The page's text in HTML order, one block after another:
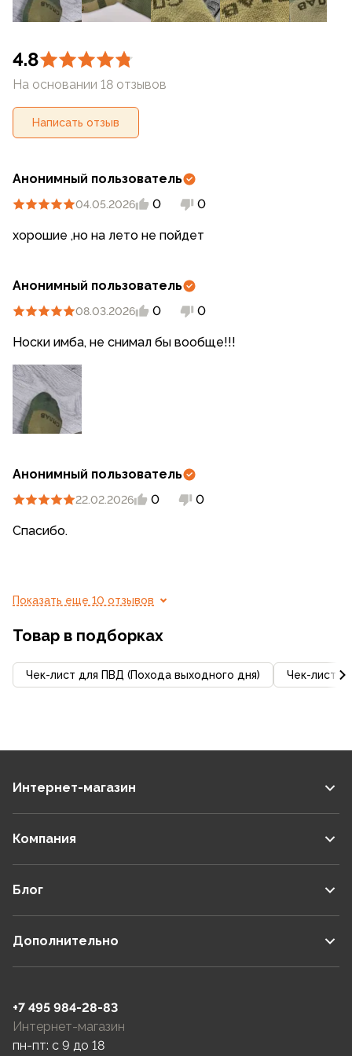
4.8
На основании 18 отзывов
Написать отзыв
Анонимный пользователь
04.05.2026 0 0
хорошие ,но на лето не пойдет
Анонимный пользователь
08.03.2026 0 0
Носки имба, не снимал бы вообще!!!
Анонимный пользователь
22.02.2026 0 0
Спасибо.
Показать еще 10 отзывов
Товар в подборках
Чек-лист для ПВД (Похода выходного дня) Чек-лист
Интернет-магазин
Компания
Блог
Дополнительно
+7 495 984-28-83
Интернет-магазин
пн-пт: c 9 до 18